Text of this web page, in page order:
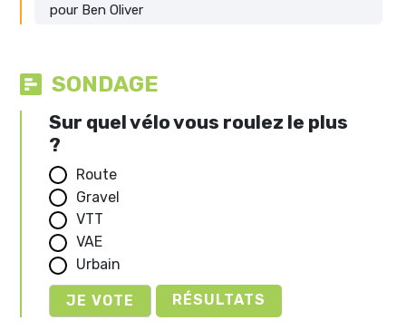
pour Ben Oliver
SONDAGE
Sur quel vélo vous roulez le plus
?
Route
Gravel
VTT
VAE
Urbain
RÉSULTATS